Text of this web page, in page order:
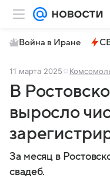
Война в Иране
11 марта 2025
В
выросло
За месяц в
свадеб.